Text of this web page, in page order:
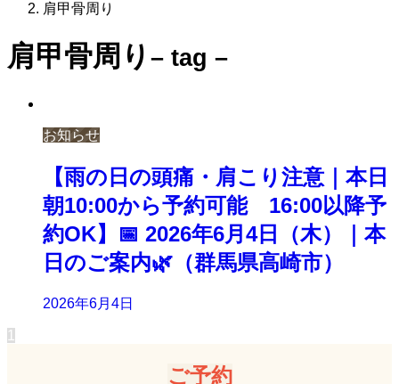
肩甲骨周り
肩甲骨周り – tag –
お知らせ
【雨の日の頭痛・肩こり注意｜本日
朝10:00から予約可能 16:00以降予
約OK】📅 2026年6月4日（木）｜本
日のご案内🌿（群馬県高崎市）
2026年6月4日
1
ご予約